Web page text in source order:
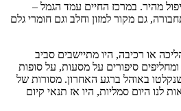
מהיר. במרכז החיים עמד הגמל –
גם מקור למזון וחלב וגם חומרי גלם
או רכיבה, היו מתיישבים סביב
סיפורים על מסעות, על סופות
באוהל ברגע האחרון. מסורות של
לנו היום סמליות, היו אז תנאי קיום